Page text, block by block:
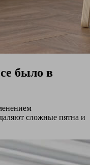
было в
сложные пятна и